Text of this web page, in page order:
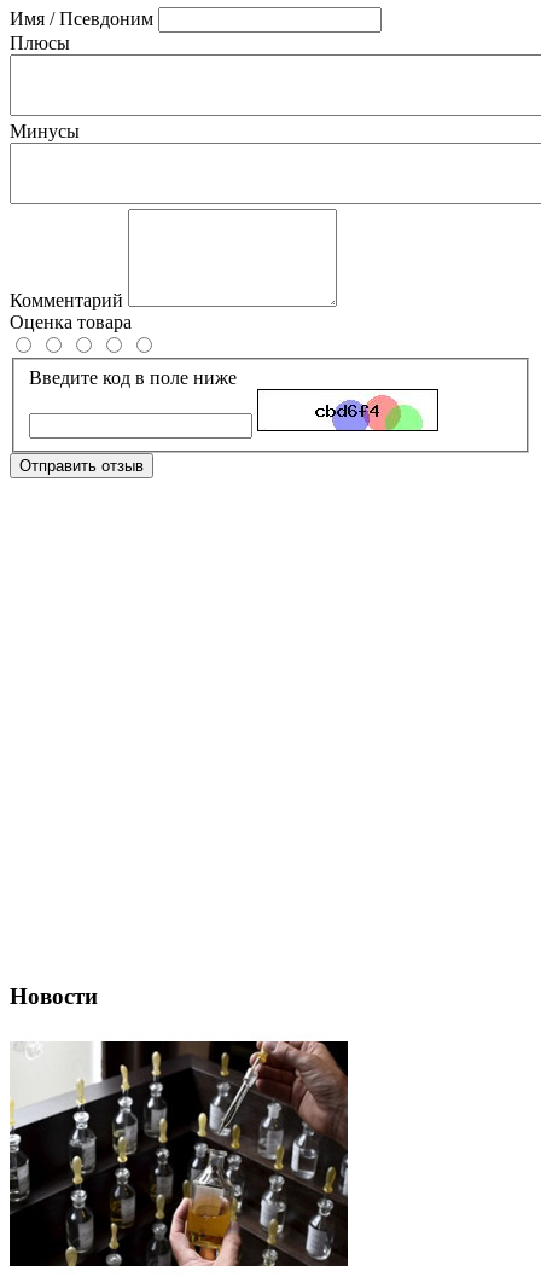
Имя / Псевдоним
Плюсы
Минусы
Комментарий
Оценка товара
Введите код в поле ниже
Отправить отзыв
Новости